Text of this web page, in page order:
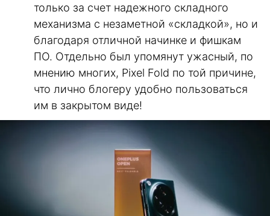
только за счет надежного складного
механизма с незаметной «складкой», но и
благодаря отличной начинке и фишкам
ПО. Отдельно был упомянут ужасный, по
мнению многих, Pixel Fold по той причине,
что лично блогеру удобно пользоваться
им в закрытом виде!